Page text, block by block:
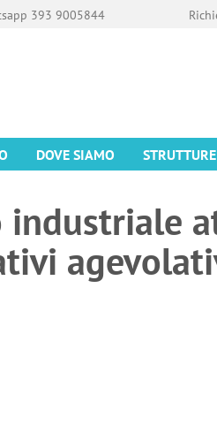
393 9005844
DOVE SIAMO STRUTTURE